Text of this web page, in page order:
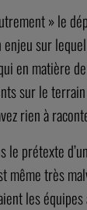
» le
sur
en matière
sur le
rien à
prétexte
même très
les